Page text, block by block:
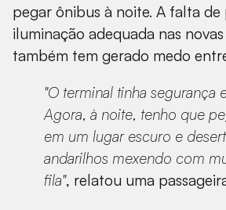
pegar ônibus à noite. A falta
iluminação adequada nas
também tem gerado medo
"O terminal tinha segurança
Agora, à noite, tenho que
em um lugar escuro e
andarilhos mexendo com
fila", relatou uma